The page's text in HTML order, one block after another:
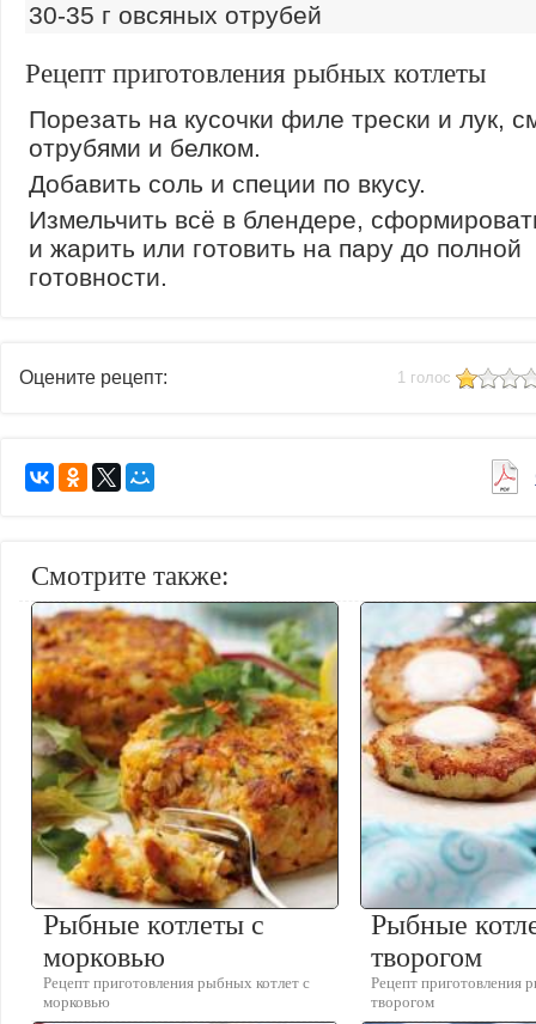
30-35 г овсяных отрубей
Рецепт приготовления рыбных котлеты
Порезать на кусочки филе трески и лук,
отрубями и белком.
Добавить соль и специи по вкусу.
Измельчить всё в блендере,
и жарить или готовить на пару до полной
готовности.
Оцените рецепт: 1 голос
Смотрите также:
Рыбные котлеты с
морковью
Рецепт приготовления рыбных котлет с
морковью
Рыбные
творогом
Рецепт приготовления
творогом